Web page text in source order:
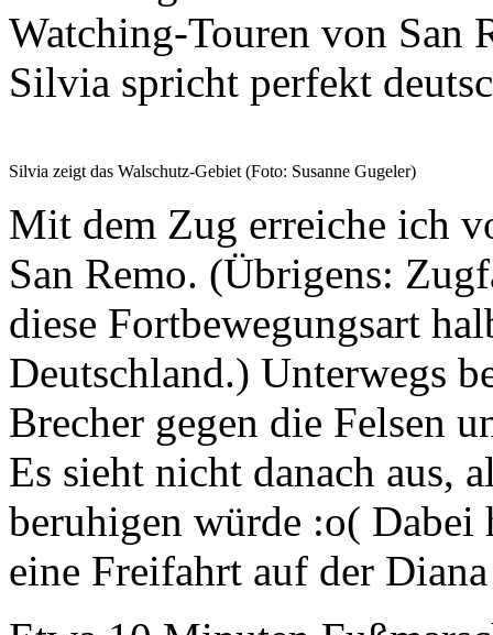
Watching-Touren von San
Silvia spricht perfekt
Silvia zeigt das Walschutz-Gebiet (Foto: Susanne Gugeler)
Mit dem Zug erreiche ich
San Remo. (Übrigens:
diese Fortbewegungsart
Deutschland.) Unterwegs
Brecher gegen die Felsen
Es sieht nicht danach aus,
beruhigen würde :o(
eine Freifahrt auf der